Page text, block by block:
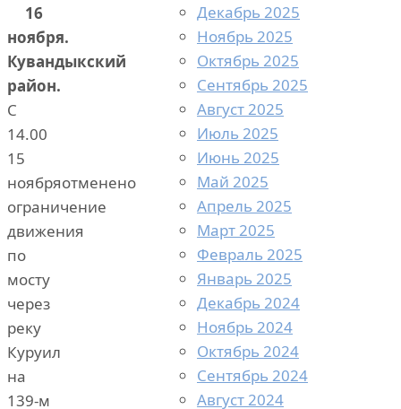
16
ноября.
Кувандыкский
район.
С
14.00
15
ноябряотменено
ограничение
движения
по
мосту
через
реку
Куруил
на
139-м
Декабрь 2025
Ноябрь 2025
Октябрь 2025
Сентябрь 2025
Август 2025
Июль 2025
Июнь 2025
Май 2025
Апрель 2025
Март 2025
Февраль 2025
Январь 2025
Декабрь 2024
Ноябрь 2024
Октябрь 2024
Сентябрь 2024
Август 2024